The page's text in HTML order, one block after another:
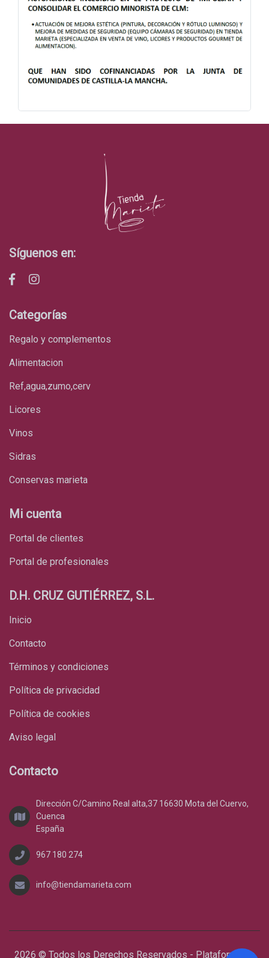
Síguenos en:
Categorías
regalo y complementos
alimentacion
ref,agua,zumo,cerv
licores
vinos
sidras
conservas marieta
Mi cuenta
Portal de clientes
Portal de profesionales
D.H. CRUZ GUTIÉRREZ, S.L.
Inicio
Contacto
Términos y condiciones
Política de privacidad
Política de cookies
Aviso legal
Contacto
Dirección C/Camino Real alta,37 16630 Mota del Cuervo,
Cuenca
España
967 180 274
info@tiendamarieta.com
2026 © Todos los Derechos Reservados - Plataforma de